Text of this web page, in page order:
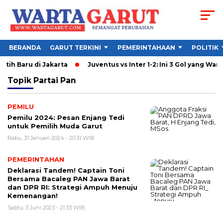
BERANDA GARUT TERKINI PEMERINTAHAAN POLITIK
Baru di Jakarta Juventus vs Inter 1-2: Ini 3 Gol yang
Topik Partai Pan
PEMILU
Pemilu 2024: Pesan Enjang Tedi
untuk Pemilih Muda Garut
Rabu, 31 Januari 2024 - 20:31 WIB
PEMERINTAHAN
Deklarasi Tandem! Captain Toni
Bersama Bacaleg PAN Jawa Barat
dan DPR RI: Strategi Ampuh Menuju
Kemenangan!
Sabtu, 3 Juni 2023 - 21:33 WIB